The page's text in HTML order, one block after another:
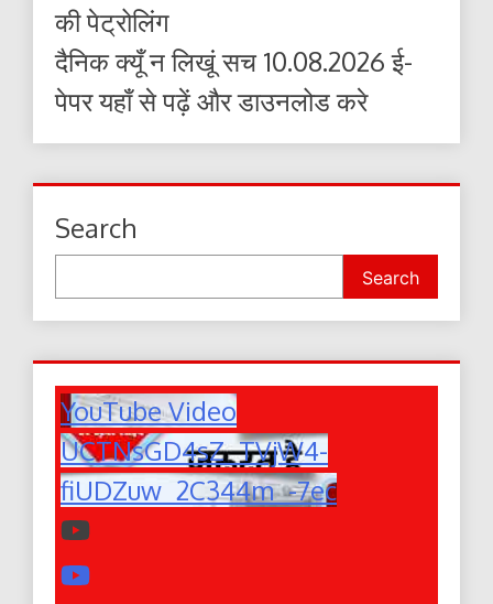
की पेट्रोलिंग
दैनिक क्यूँ न लिखूं सच 10.08.2026 ई-
पेपर यहाँ से पढ़ें और डाउनलोड करे
Search
Search
YouTube Video
UCTNsGD4sZ_TVjW4-
fiUDZuw_2C344m_-7ec